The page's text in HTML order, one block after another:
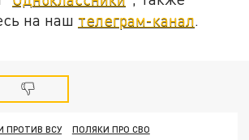
на наш телеграм-канал.
ПРОТИВ ВСУ
ПОЛЯКИ ПРО СВО